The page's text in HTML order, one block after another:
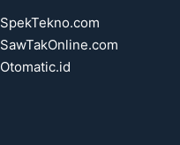
SpekTekno.com
SawTakOnline.com
Otomatic.id